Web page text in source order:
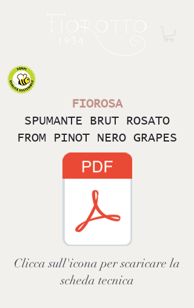
FIOROSA
SPUMANTE BRUT ROSATO
FROM PINOT NERO GRAPES
Clicca sull'icona per scaricare la
scheda tecnica